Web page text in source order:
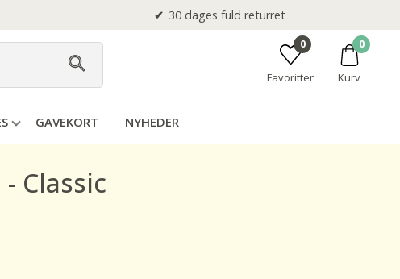
30 dages fuld returret
0
Favoritter
0
Kurv
GAVEKORT NYHEDER
Classic